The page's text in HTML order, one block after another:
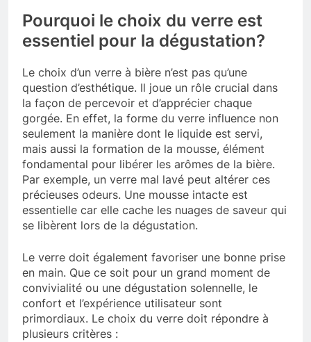
Pourquoi le choix du verre est
essentiel pour la dégustation?
Le choix d’un verre à bière n’est pas qu’une
question d’esthétique. Il joue un rôle crucial dans
la façon de percevoir et d’apprécier chaque
gorgée. En effet, la forme du verre influence non
seulement la manière dont le liquide est servi,
mais aussi la formation de la mousse, élément
fondamental pour libérer les arômes de la bière.
Par exemple, un verre mal lavé peut altérer ces
précieuses odeurs. Une mousse intacte est
essentielle car elle cache les nuages de saveur qui
se libèrent lors de la dégustation.
Le verre doit également favoriser une bonne prise
en main. Que ce soit pour un grand moment de
convivialité ou une dégustation solennelle, le
confort et l’expérience utilisateur sont
primordiaux. Le choix du verre doit répondre à
plusieurs critères :